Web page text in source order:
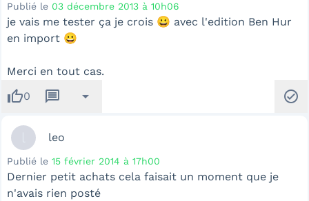
Publié le 03 décembre 2013 à 10h06
je vais me tester ça je crois 😀 avec l'edition Ben Hur
en import 😀
Merci en tout cas.
thumb_up0 message arrow_drop_down check_circle
leo
Publié le 15 février 2014 à 17h00
Dernier petit achats cela faisait un moment que je
n'avais rien posté